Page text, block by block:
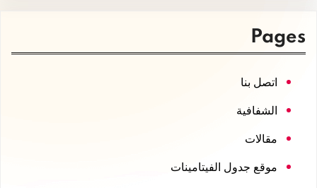
Pages
اتصل بنا
الشفافية
مقالات
موقع جدول الفيتامينات